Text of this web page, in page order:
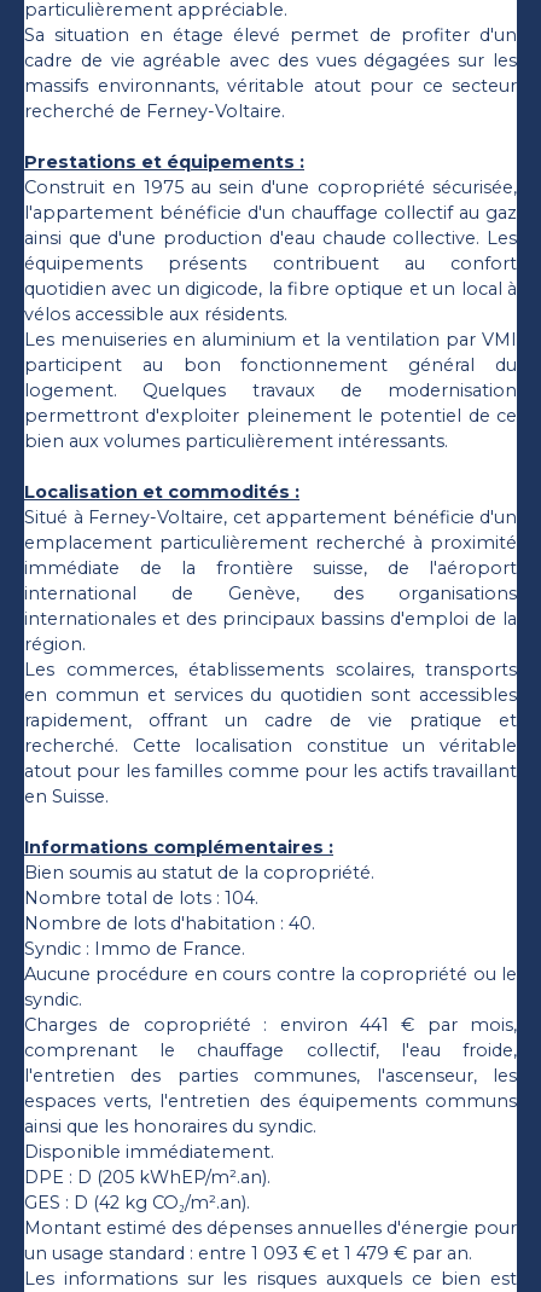
particulièrement appréciable.
Sa situation en étage élevé permet de profiter d'un
cadre de vie agréable avec des vues dégagées sur les
massifs environnants, véritable atout pour ce secteur
recherché de Ferney-Voltaire.
Prestations et équipements :
Construit en 1975 au sein d'une copropriété sécurisée,
l'appartement bénéficie d'un chauffage collectif au gaz
ainsi que d'une production d'eau chaude collective. Les
équipements présents contribuent au confort
quotidien avec un digicode, la fibre optique et un local à
vélos accessible aux résidents.
Les menuiseries en aluminium et la ventilation par VMI
participent au bon fonctionnement général du
logement. Quelques travaux de modernisation
permettront d'exploiter pleinement le potentiel de ce
bien aux volumes particulièrement intéressants.
Localisation et commodités :
Situé à Ferney-Voltaire, cet appartement bénéficie d'un
emplacement particulièrement recherché à proximité
immédiate de la frontière suisse, de l'aéroport
international de Genève, des organisations
internationales et des principaux bassins d'emploi de la
région.
Les commerces, établissements scolaires, transports
en commun et services du quotidien sont accessibles
rapidement, offrant un cadre de vie pratique et
recherché. Cette localisation constitue un véritable
atout pour les familles comme pour les actifs travaillant
en Suisse.
Informations complémentaires :
Bien soumis au statut de la copropriété.
Nombre total de lots : 104.
Nombre de lots d'habitation : 40.
Syndic : Immo de France.
Aucune procédure en cours contre la copropriété ou le
syndic.
Charges de copropriété : environ 441 € par mois,
comprenant le chauffage collectif, l'eau froide,
l'entretien des parties communes, l'ascenseur, les
espaces verts, l'entretien des équipements communs
ainsi que les honoraires du syndic.
Disponible immédiatement.
DPE : D (205 kWhEP/m².an).
GES : D (42 kg CO₂/m².an).
Montant estimé des dépenses annuelles d'énergie pour
un usage standard : entre 1 093 € et 1 479 € par an.
Les informations sur les risques auxquels ce bien est